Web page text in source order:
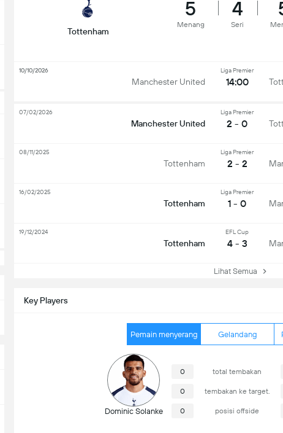
Key Players
Pemain menyerang Gelandang
Dominic Solanke
0 total tembakan
0 tembakan ke target.
0 posisi offside
Tottenham
5
Menang
4
Seri
Manchester United
Liga Premier
14:00
10/10/2026
Manchester United
Liga Premier
2 - 0
07/02/2026
Tottenham
Liga Premier
2 - 2
08/11/2025
Tottenham
Liga Premier
1 - 0
16/02/2025
Tottenham
EFL Cup
4 - 3
19/12/2024
Lihat Semua